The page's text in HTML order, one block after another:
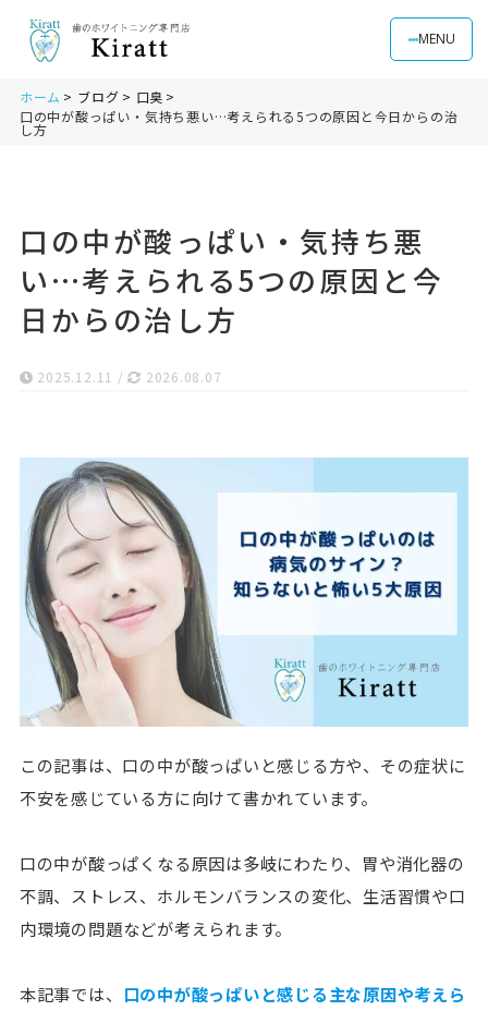
MENU
ホーム ブログ
口臭
口の中が酸っぱい・気持ち悪い…考えられる5つの原因と今日からの治
し方
口の中が酸っぱい・気持ち悪
い…考えられる5つの原因と今
日からの治し方
2025.12.11 / 2026.08.07
この記事は、口の中が酸っぱいと感じる方や、その症状に
不安を感じている方に向けて書かれています。
口の中が酸っぱくなる原因は多岐にわたり、 胃や消化器の
不調、ストレス、ホルモンバランスの変化、生活習慣や口
内環境の問題などが考えられます。
本記事では、
口の中が酸っぱいと感じる主な原因や考えら